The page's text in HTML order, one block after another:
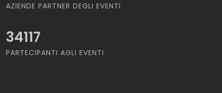
AZIENDE PARTNER DEGLI EVENTI
34117
PARTECIPANTI AGLI EVENTI